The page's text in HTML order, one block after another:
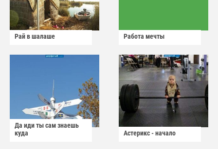
Рай в шалаше Работа мечты
Да иди ты сам знаешь
куда
Астерикс - начало